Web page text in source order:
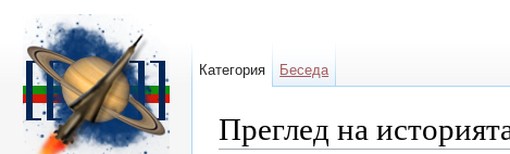
Преглед на
Категория Беседа